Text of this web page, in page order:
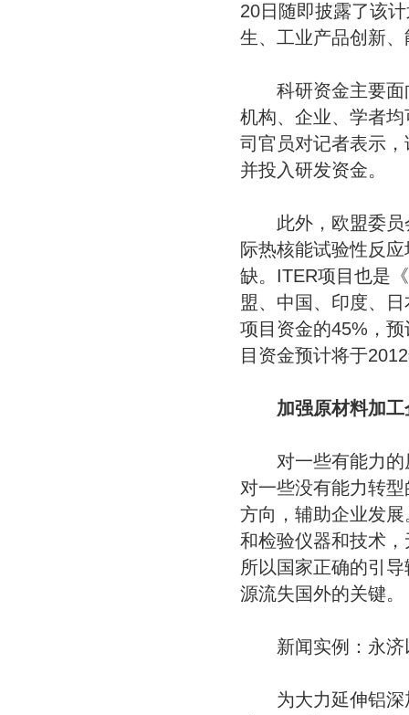
20日随即披露了该
生、工业产品创新
科研资金主要面
机构、企业、学者
司官员对记者表示
并投入研发资金。
此外，欧盟委员
际热核能试验性反
缺。ITER项目也是
盟、中国、印度、
项目资金的45%，
目资金预计将于
加强原材料加工
对一些有能力的
对一些没有能力转
方向，辅助企业发
和检验仪器和技术
所以国家正确的引
源流失国外的关键。
新闻实例：永济
为大力延伸铝深